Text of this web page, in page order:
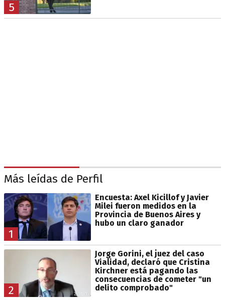
5
Más leídas de Perfil
1
Encuesta: Axel Kicillof y Javier
Milei fueron medidos en la
Provincia de Buenos Aires y
hubo un claro ganador
2
Jorge Gorini, el juez del caso
Vialidad, declaró que Cristina
Kirchner está pagando las
consecuencias de cometer "un
delito comprobado"